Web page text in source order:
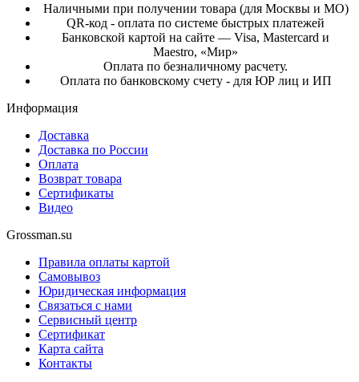
Наличными при получении товара (для Москвы и МО)
QR-код - оплата по системе быстрых платежей
Банковской картой на сайте — Visa, Mastercard и
Maestro, «Мир»
Оплата по безналичному расчету.
Оплата по банковскому счету - для ЮР лиц и ИП
Информация
Доставка
Доставка по России
Оплата
Возврат товара
Сертификаты
Видео
Grossman.su
Правила оплаты картой
Самовывоз
Юридическая информация
Связаться с нами
Сервисный центр
Сертификат
Карта сайта
Контакты